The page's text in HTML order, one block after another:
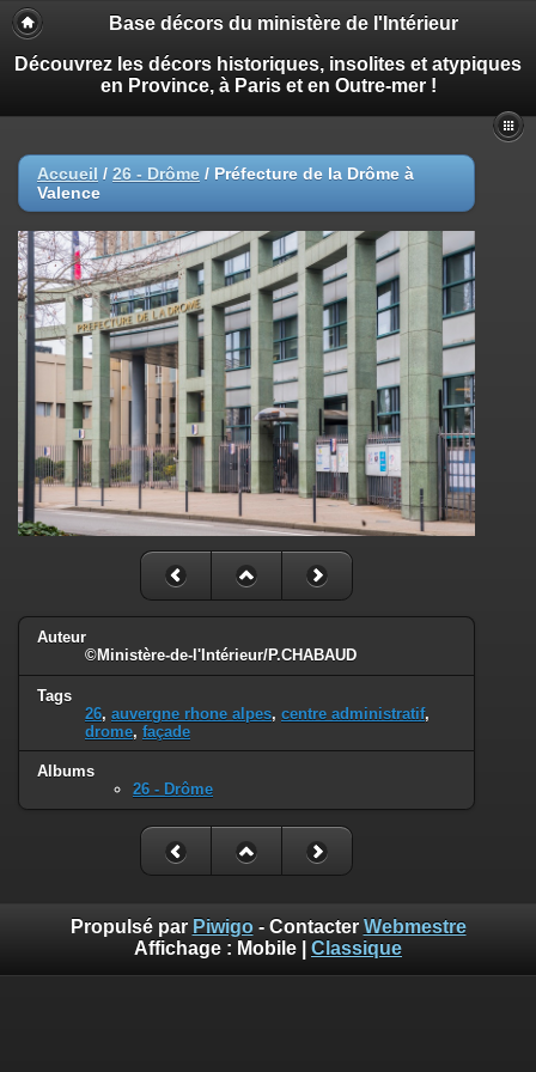
Base décors du ministère de l'Intérieur
Découvrez les décors historiques, insolites et atypiques
en Province, à Paris et en Outre-mer !
Accueil / 26 - Drôme / Préfecture de la Drôme à
Valence
Auteur
©Ministère-de-l'Intérieur/P.CHABAUD
Tags
26, auvergne rhone alpes, centre administratif,
drome, façade
Albums
26 - Drôme
Propulsé par Piwigo- Contacter Webmestre
Affichage : Mobile Classique